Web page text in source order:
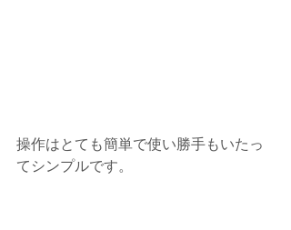
操作はとても簡単で使い勝手もいたっ
てシンプルです。